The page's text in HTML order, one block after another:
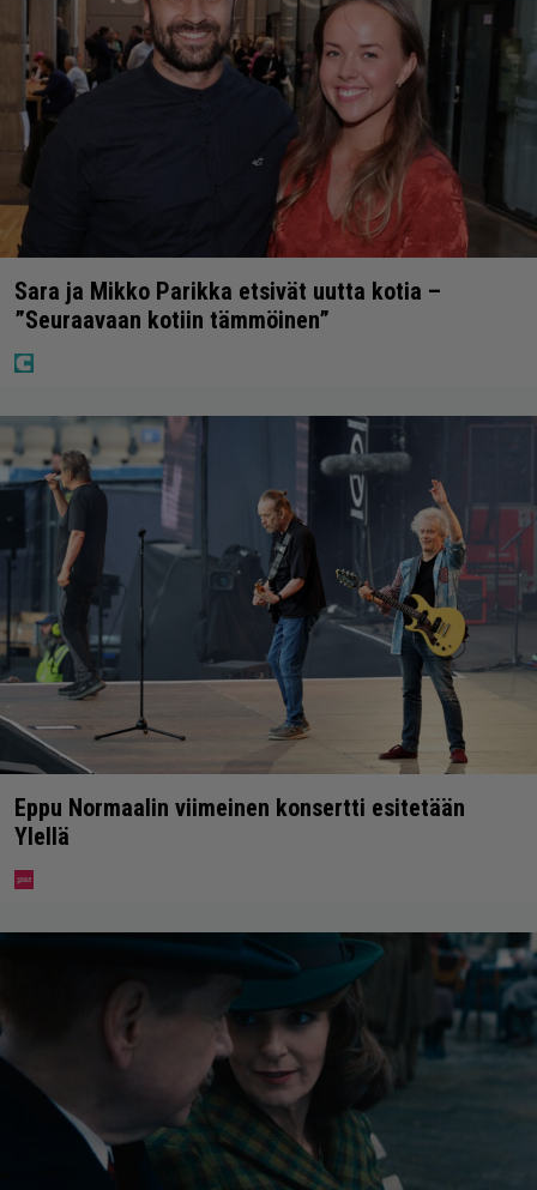
Sara ja Mikko Parikka etsivät uutta kotia –
”Seuraavaan kotiin tämmöinen”
Eppu Normaalin viimeinen konsertti esitetään
Ylellä